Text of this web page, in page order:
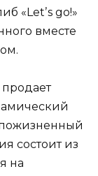
«Letʼs go!»
вместе
пожизненный
состоит из
на